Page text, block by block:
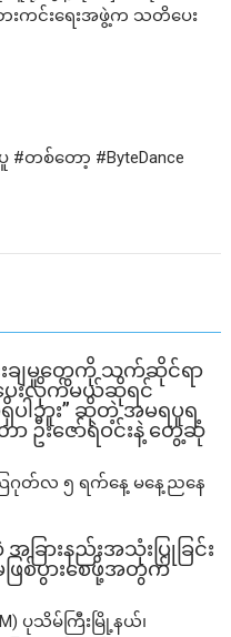
းကင်းရေးအဖွဲ့က သတိပေး
#တစ်တော့ #ByteDance
ချမှုတွေကို သက်ဆိုင်ရာ
ေးလိုက်မယ်ဆိုရင်
ါဘူး” ဆိုတဲ့ အမရပူရ
ာ ဦးဇော်ရဲဝင်းနဲ့ တွေ့ဆုံ
ြဂုတ်လ ၅ ရက်နေ့ မနေ့ညနေ
ြားနည်းအသုံးပြုခြင်း
ဖြစ်ပွားစေဖို့အတွက်
ပုသိမ်ကြီးမြို့နယ်၊